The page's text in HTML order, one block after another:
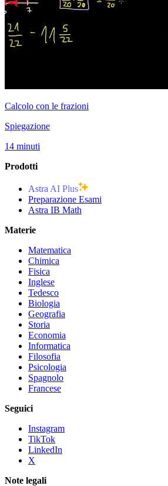
Calcolo con le frazioni
Spiegazione
14 minuti
Prodotti
Astra AI Plus
Preparazione Esami
Astra IB Math
Materie
Matematica
Chimica
Fisica
Inglese
Tedesco
Biologia
Geografia
Storia
Economia
Informatica
Filosofia
Psicologia
Spagnolo
Francese
Seguici
Instagram
TikTok
LinkedIn
X
Note legali